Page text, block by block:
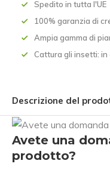
Spedito in tutta l'UE
100% garanzia di
Ampia gamma di
Cattura gli insetti: in
Descrizione del
Avete una
prodotto?